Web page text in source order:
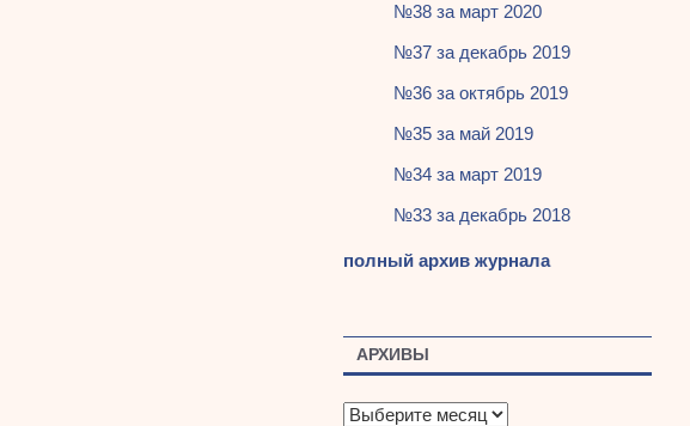
№38 за март 2020
№37 за декабрь 2019
№36 за октябрь 2019
№35 за май 2019
№34 за март 2019
№33 за декабрь 2018
полный архив журнала
АРХИВЫ
А